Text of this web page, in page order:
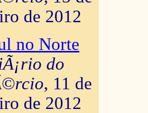
de 2012
no Norte
do
, 11 de
de 2012